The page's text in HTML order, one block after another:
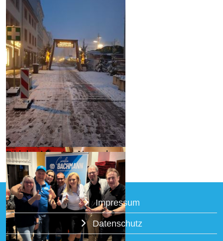
Skandalokratie: Sven Krüger
in St. Petersburg ...
Weiterlesen...
Wir halten an Deutschland
fest...
Weiterlesen...
Bild des Monats - November
2025
Weiterlesen...
Impressum
Datenschutz